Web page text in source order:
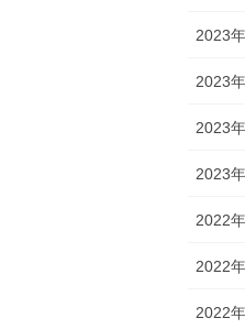
2023
2023
2023
2023
2022
2022
2022